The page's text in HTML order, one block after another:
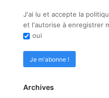
J'ai lu et accepte la
et l'autorise à enregistrer
oui
Archives